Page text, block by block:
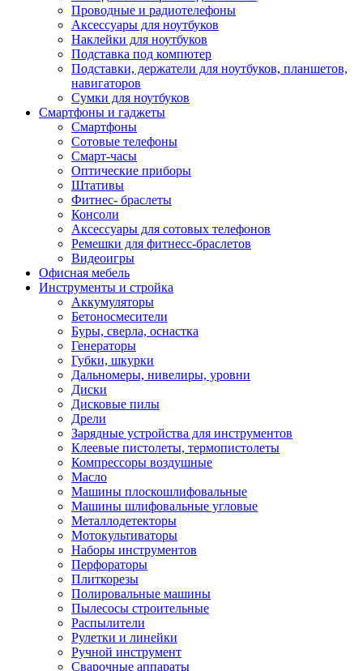
Проводные и радиотелефоны
Аксессуары для ноутбуков
Наклейки для ноутбуков
Подставка под компютер
Подставки, держатели для ноутбуков, планшетов,
навигаторов
Сумки для ноутбуков
Смартфоны и гаджеты
Смартфоны
Сотовые телефоны
Смарт-часы
Оптические приборы
Штативы
Фитнес- браслеты
Консоли
Аксессуары для сотовых телефонов
Ремешки для фитнесс-браслетов
Видеоигры
Офисная мебель
Инструменты и стройка
Аккумуляторы
Бетоносмесители
Буры, сверла, оснастка
Генераторы
Губки, шкурки
Дальномеры, нивелиры, уровни
Диски
Дисковые пилы
Дрели
Зарядные устройства для инструментов
Клеевые пистолеты, термопистолеты
Компрессоры воздушные
Масло
Машины плоскошлифовальные
Машины шлифовальные угловые
Металлодетекторы
Мотокультиваторы
Наборы инструментов
Перфораторы
Плиткорезы
Полировальные машины
Пылесосы строительные
Распылители
Рулетки и линейки
Ручной инструмент
Сварочные аппараты